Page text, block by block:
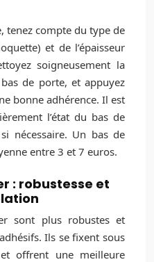
tenez compte du type de
et de l’épaisseur
soigneusement la
de porte, et appuyez
bonne adhérence. Il est
l’état du bas de
nécessaire. Un bas de
entre 3 et 7 euros.
: robustesse et
sont plus robustes et
Ils se fixent sous
offrent une meilleure